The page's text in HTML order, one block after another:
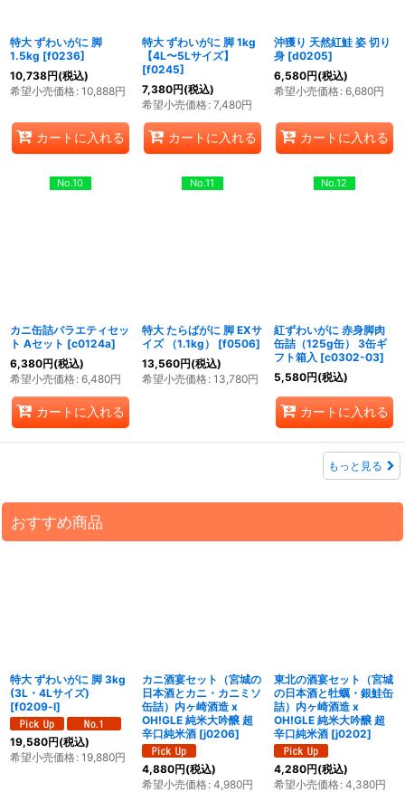
特大 ずわいがに 脚
1.5kg [f0236]
10,738円(税込)
希望小売価格: 10,888円
カートに入れる
特大 ずわいがに 脚 1kg
【4L〜5Lサイズ】
[f0245]
7,380円(税込)
希望小売価格: 7,480円
カートに入れる
沖獲り 天然紅鮭 姿 切り
身 [d0205]
6,580円(税込)
希望小売価格: 6,680円
カートに入れる
No.10
カニ缶詰バラエティセッ
ト Aセット [c0124a]
6,380円(税込)
希望小売価格: 6,480円
カートに入れる
No.11
特大 たらばがに 脚 EXサ
イズ （1.1kg）
[f0506]
13,560円(税込)
希望小売価格: 13,780円
No.12
紅ずわいがに 赤身脚肉
缶詰（125g缶） 3缶ギ
フト箱入 [c0302-03]
5,580円(税込)
カートに入れる
もっと見る
おすすめ商品
特大 ずわいがに 脚 3kg
(3L・4Lサイズ)
[f0209-l]
19,580円(税込)
希望小売価格: 19,880円
カニ酒宴セット（宮城の
日本酒とカニ・カニミソ
缶詰）内ヶ崎酒造 x
OH!GLE 純米大吟醸 超
辛口純米酒 [j0206]
4,880円(税込)
希望小売価格: 4,980円
東北の酒宴セット（宮城
の日本酒と牡蠣・銀鮭缶
詰）内ヶ崎酒造 x
OH!GLE 純米大吟醸 超
辛口純米酒 [j0202]
4,280円(税込)
希望小売価格: 4,380円